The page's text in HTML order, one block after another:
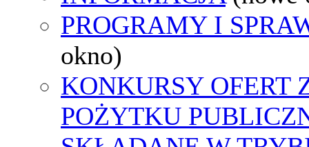
PROGRAMY I
okno)
KONKURSY OFERT
POŻYTKU